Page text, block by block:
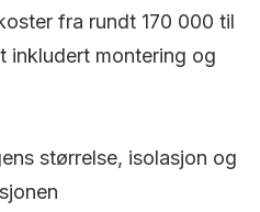
fra rundt 170 000 til
inkludert montering og
størrelse, isolasjon og